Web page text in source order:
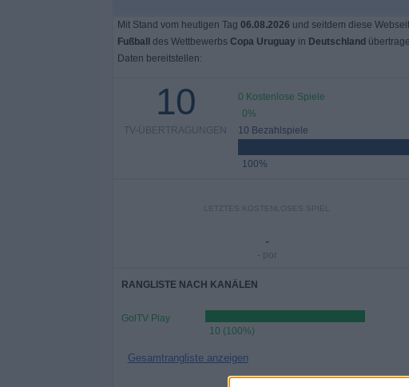
Mit Stand vom heutigen Tag 06.08.2026 und seitdem diese
Fußball
des Wettbewerbs Copa Uruguayin Deutschland
Daten bereitstellen:
10
TV-ÜBERTRAGUNGEN
0 Kostenlose Spiele
0%
10 Bezahlspiele
100%
LETZTES KOSTENLOSES SPIEL
-
- por
RANGLISTE NACH KANÄLEN
GolTV Play
10 (100%)
Gesamtrangliste anzeigen